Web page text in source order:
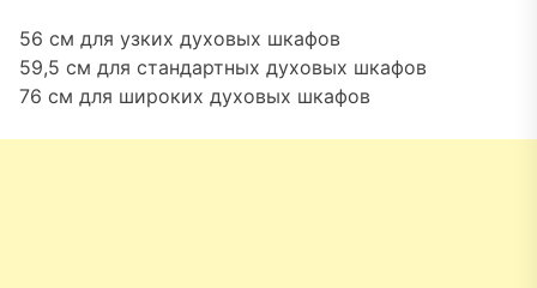
56 см для узких духовых шкафов
59,5 см для стандартных духовых шкафов
76 см для широких духовых шкафов